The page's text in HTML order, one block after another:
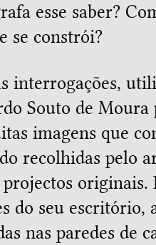
esse saber?
se constrói?
interrogações,
Souto de Moura
imagens que
recolhidas pelo
originais.
do seu escritório,
nas paredes de